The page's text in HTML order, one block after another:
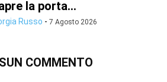
la porta...
Russo - 7 Agosto 2026
COMMENTO